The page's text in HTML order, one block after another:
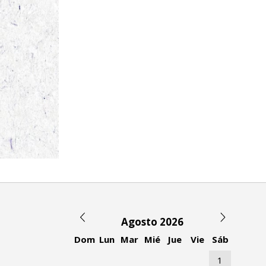
Agosto 2026
Dom Lun Mar Mié Jue Vie
Sáb
1